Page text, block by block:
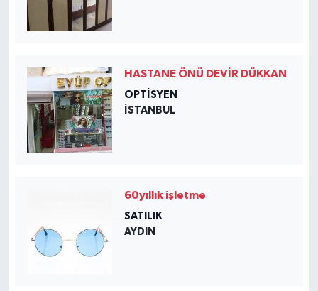
HASTANE ÖNÜ DEVİR DÜKKAN
OPTISYEN
İSTANBUL
60yıllık işletme
SATILIK
AYDIN